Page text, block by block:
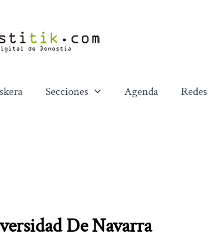
Secciones Agenda Redes
De Navarra